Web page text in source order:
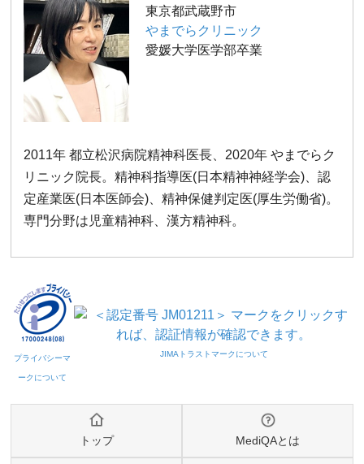
東京都武蔵野市
やまでらクリニック
愛媛大学医学部卒業
2011年 都立松沢病院精神科医長、2020年 やまでらク
リニック院長。精神科指導医(日本精神神経学会)、認
定産業医(日本医師会)、精神保健判定医(厚生労働省)。
専門分野は児童精神科、漢方精神科。
トップ MediQAとは